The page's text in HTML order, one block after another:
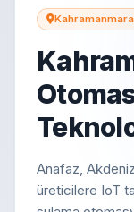
Anafaz,
üreticilere IoT